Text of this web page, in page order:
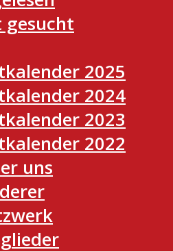
gesucht
2025
2024
2023
2022
uns